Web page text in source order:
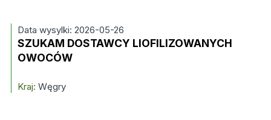
Data wysylki: 2026-05-26
SZUKAM DOSTAWCY LIOFILIZOWANYCH
OWOCÓW
Kraj: Węgry